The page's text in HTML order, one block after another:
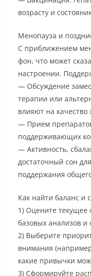
возрасту и
Менопауза и
С приближением
фон, что может
настроении.
— Обсуждение
терапии или
влияют на качество
— Прием
поддерживающих
— Активность,
достаточный сон
поддержания
Как найти баланс и
1) Оцените текущее
базовых анализов и
2) Выберите
внимания
какие привычки
3) Сформируйте